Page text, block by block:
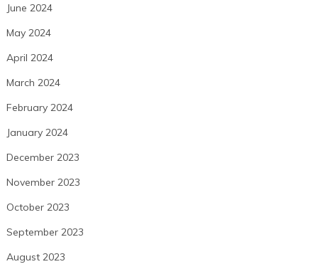
June 2024
May 2024
April 2024
March 2024
February 2024
January 2024
December 2023
November 2023
October 2023
September 2023
August 2023